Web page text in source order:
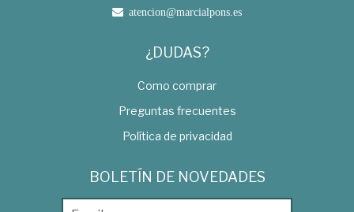
atencion@marcialpons.es
¿DUDAS?
Como comprar
Preguntas frecuentes
Política de privacidad
BOLETÍN DE NOVEDADES